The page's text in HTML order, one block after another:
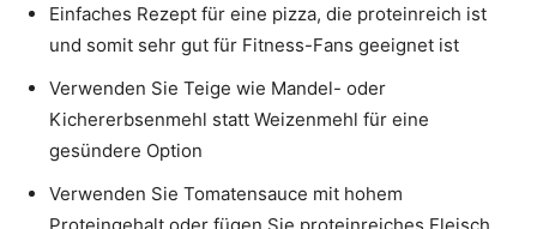
Einfaches Rezept für eine pizza, die proteinreich ist
und somit sehr gut für Fitness-Fans geeignet ist
Verwenden Sie Teige wie Mandel- oder
Kichererbsenmehl statt Weizenmehl für eine
gesündere Option
Verwenden Sie Tomatensauce mit hohem